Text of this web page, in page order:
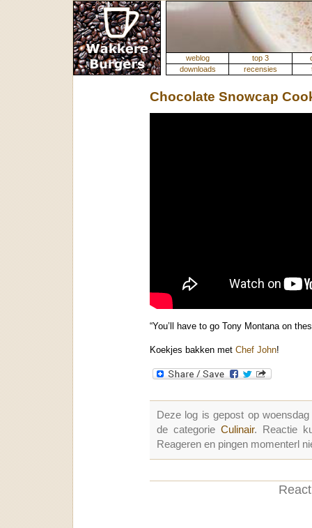
weblog top 3
downloads
recensies
Chocolate Snowcap
“You’ll have to go Tony Montana on
Koekjes bakken met Chef John!
Deze log is gepost op
de categorie Culinair. Reactie
Reageren en pingen momenterl